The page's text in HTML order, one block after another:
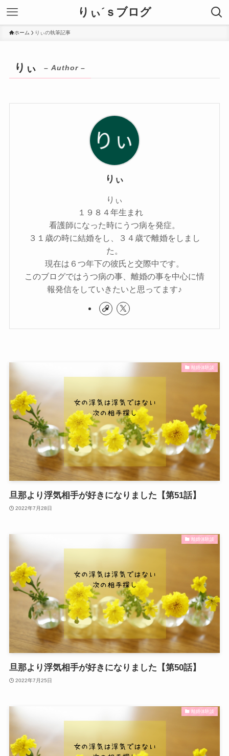
りぃ´ｓブログ
ホーム りぃの執筆記事
りぃ – Author –
りぃ
りぃ
１９８４年生まれ
看護師になった時にうつ病を発症。
３１歳の時に結婚をし、３４歳で離婚をしまし
た。
現在は６つ年下の彼氏と交際中です。
このブログではうつ病の事、離婚の事を中心に情
報発信をしていきたいと思ってます♪
離婚体験談
旦那より浮気相手が好きになりました【第51話】
2022年7月28日
離婚体験談
旦那より浮気相手が好きになりました【第50話】
2022年7月25日
離婚体験談